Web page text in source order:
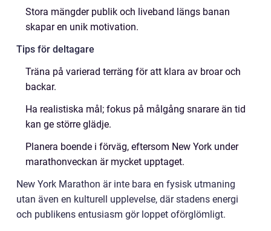
Stora mängder publik och liveband längs banan
skapar en unik motivation.
Tips för deltagare
Träna på varierad terräng för att klara av broar och
backar.
Ha realistiska mål; fokus på målgång snarare än tid
kan ge större glädje.
Planera boende i förväg, eftersom New York under
marathonveckan är mycket upptaget.
New York Marathon är inte bara en fysisk utmaning
utan även en kulturell upplevelse, där stadens energi
och publikens entusiasm gör loppet oförglömligt.